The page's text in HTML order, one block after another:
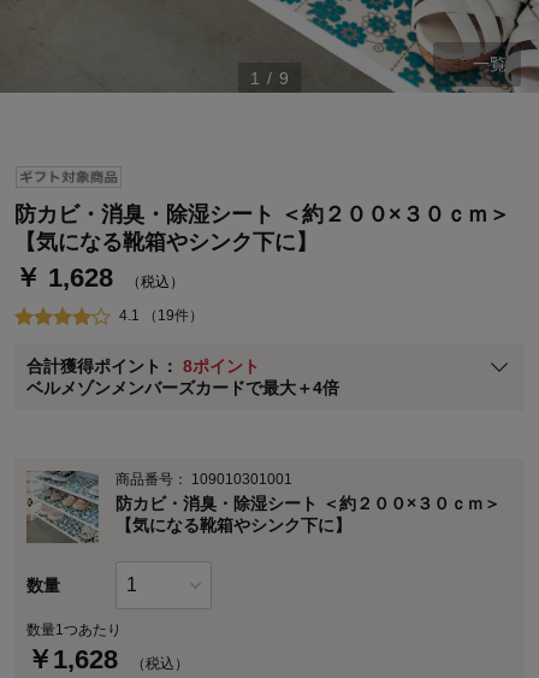
1 / 9
一覧
防カビ・消臭・除湿シート ＜約２００×３０ｃｍ＞
【気になる靴箱やシンク下に】
￥ 1,628 （税込）
4.1 （19件）
合計獲得ポイント： 8ポイント
ベルメゾンメンバーズカードで最大＋4倍
ベルメゾンご優待サービスについて
ベルメゾン・ポイントについて
通常商品送料無料 返品引取無料（JCBのみ）
即時入会なら更に500円OFFクーポンプレゼント
※メンバーズカードの加算ポイントはステージ倍率適用前の基本ポイント
に対して適用されます。
商品番号： 109010301001
防カビ・消臭・除湿シート ＜約２００×３０ｃｍ＞
【気になる靴箱やシンク下に】
数量
数量1つあたり
￥ 1,628
（税込）